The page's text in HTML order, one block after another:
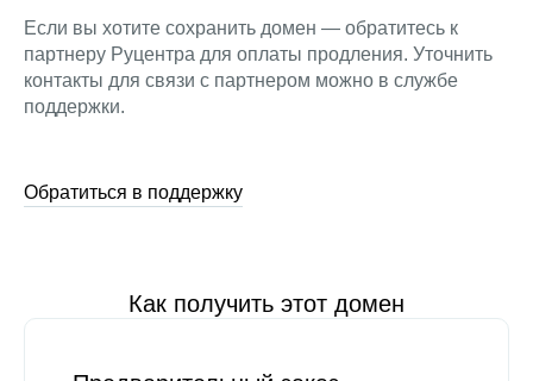
Если вы хотите сохранить домен — обратитесь к
партнеру Руцентра для оплаты продления. Уточнить
контакты для связи с партнером можно в службе
поддержки.
Обратиться в поддержку
Как получить этот домен